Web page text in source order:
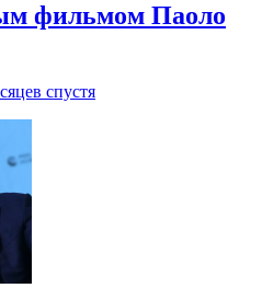
фильмом Паоло
спустя